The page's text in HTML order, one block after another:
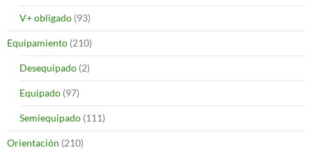
V+ obligado (93)
Equipamiento (210)
Desequipado (2)
Equipado (97)
Semiequipado (111)
Orientación (210)